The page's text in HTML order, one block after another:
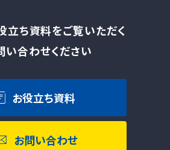
立ち資料をご覧いただく
い合わせください
お役立ち資料
お問い合わせ